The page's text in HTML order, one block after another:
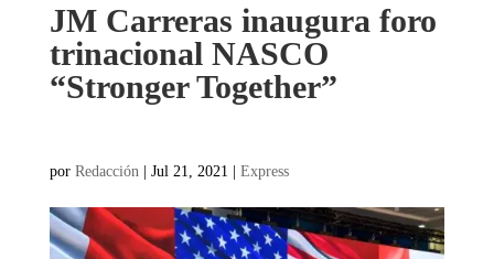
JM Carreras inaugura foro
trinacional NASCO
“Stronger Together”
por Redacción | Jul 21, 2021 | Express